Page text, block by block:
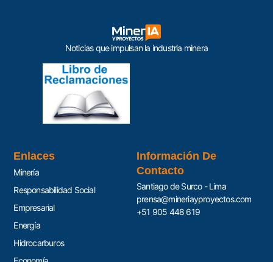
Noticias que impulsan la industria minera
Enlaces
Minería
Responsabilidad Social
Empresarial
Energía
Hidrocarburos
Información De
Contacto
Santiago de Surco - Lima
prensa@mineriayproyectos.com
+51 905 448 619